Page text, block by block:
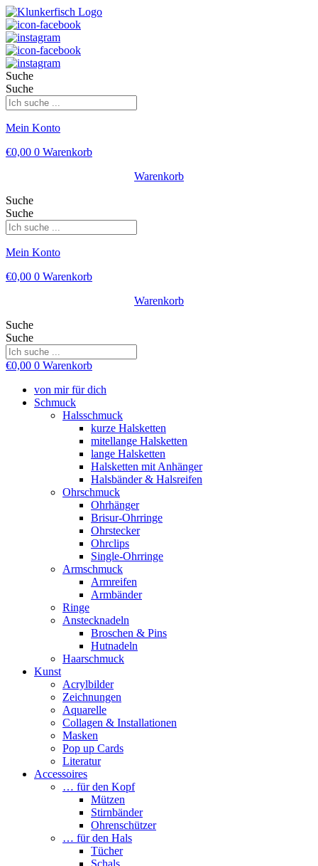
Suche
Suche
Mein Konto
€0,00 0 Warenkorb
Warenkorb
Suche
Suche
Mein Konto
€0,00 0 Warenkorb
Warenkorb
Suche
Suche
€0,00 0 Warenkorb
von mir für dich
Schmuck
Halsschmuck
kurze Halsketten
mitellange Halsketten
lange Halsketten
Halsketten mit Anhänger
Halsbänder & Halsreifen
Ohrschmuck
Ohrhänger
Brisur-Ohrringe
Ohrstecker
Ohrclips
Single-Ohrringe
Armschmuck
Armreifen
Armbänder
Ringe
Anstecknadeln
Broschen & Pins
Hutnadeln
Haarschmuck
Kunst
Acrylbilder
Zeichnungen
Aquarelle
Collagen & Installationen
Masken
Pop up Cards
Literatur
Accessoires
… für den Kopf
Mützen
Stirnbänder
Ohrenschützer
… für den Hals
Tücher
Schals